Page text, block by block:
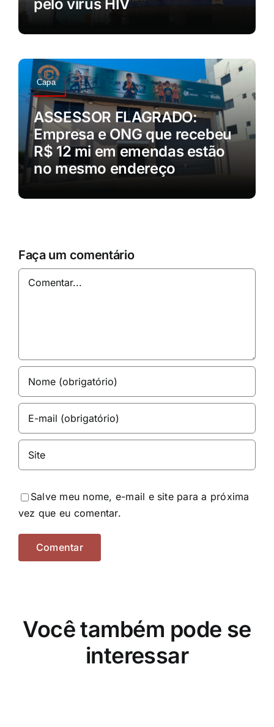
pelo vírus HIV
Capa
ASSESSOR FLAGRADO:
Empresa e ONG que recebeu
R$ 12 mi em emendas estão
no mesmo endereço
Faça um comentário
Comentar
Salve meu nome, e-mail e site para a próxima
vez que eu comentar.
Você também pode se
interessar